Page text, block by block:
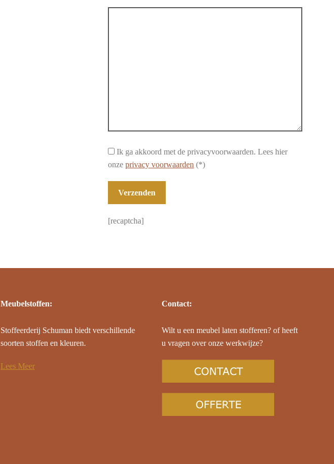
Ik ga akkoord met de privacyvoorwaarden. Lees hier
onze privacy voorwaarden (*)
[recaptcha]
Meubelstoffen:
Stoffeerderij Schuman biedt verschillende
soorten stoffen en kleuren.
Lees Meer
Contact:
Wilt u een meubel laten stofferen? of heeft
u vragen over onze werkwijze?